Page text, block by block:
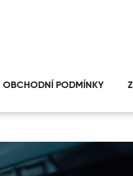
OBCHODNÍ PODMÍNKY